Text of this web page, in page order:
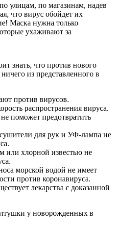
улицам, по магазинам, надев
что вирус обойдет их
Маска нужна только
ухаживают за
знать, что против нового
из представленного в
против вирусов.
распространения вируса.
поможет предотвратить
для рук и УФ-лампа не
или хлорной известью не
морской водой не имеет
против коронавируса.
лекарства с доказанной
у новорожденных в